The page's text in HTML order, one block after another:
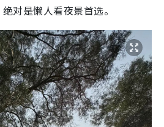
对是懒人看夜景首选。